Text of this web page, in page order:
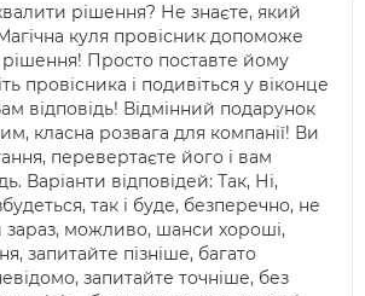
рішення? Не знаєте, який
куля провісник допоможе
рішення! Просто поставте йому
провісника і подивіться у віконце
відповідь! Відмінний подарунок
класна розвага для компанії! Ви
перевертаєте його і вам
Варіанти відповідей: Так, Ні,
так і буде, безперечно, не
зараз, можливо, шанси хороші,
запитайте пізніше, багато
запитайте точніше, без